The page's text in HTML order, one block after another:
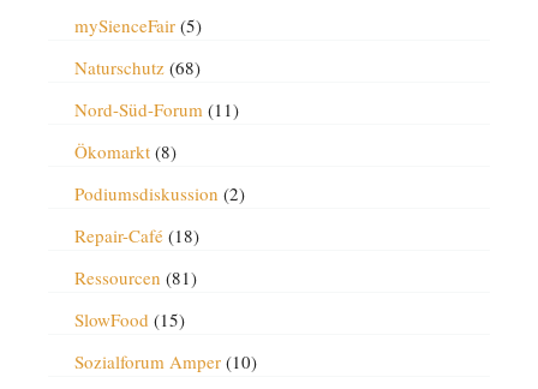
mySienceFair(5)
Naturschutz(68)
Nord-Süd-Forum(11)
Ökomarkt(8)
Podiumsdiskussion (2)
Repair-Café(18)
Ressourcen (81)
SlowFood (15)
Sozialforum Amper(10)